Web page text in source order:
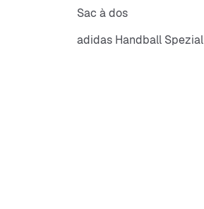
Sac à dos
adidas Handball Spezial